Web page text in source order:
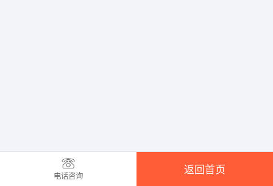
电话咨询
返回首页